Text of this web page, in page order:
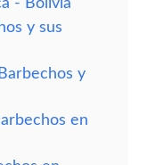
- Bolivia
y sus
y
en